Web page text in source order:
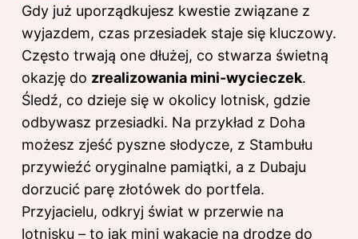
Gdy już uporządkujesz kwestie związane z
wyjazdem, czas przesiadek staje się kluczowy.
Często trwają one dłużej, co stwarza świetną
okazję do zrealizowania mini-wycieczek.
Śledź, co dzieje się w okolicy lotnisk, gdzie
odbywasz przesiadki. Na przykład z Doha
możesz zjeść pyszne słodycze, z Stambułu
przywieźć oryginalne pamiątki, a z Dubaju
dorzucić parę złotówek do portfela.
Przyjacielu, odkryj świat w przerwie na
lotnisku – to jak mini wakacje na drodze do